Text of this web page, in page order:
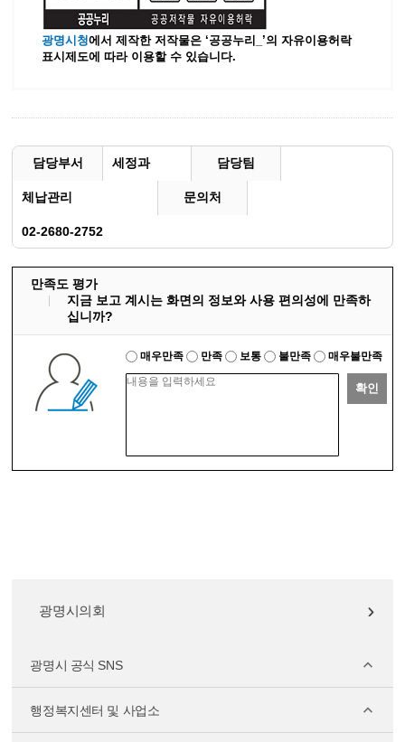
광명시청에서 제작한 저작물은 ‘공공누리_’의 자유이용허락
표시제도에 따라 이용할 수 있습니다.
담당부서 세정과 담당팀
체납관리 문의처
02-2680-2752
만족도 평가
지금 보고 계시는 화면의 정보와 사용 편의성에 만족하
십니까?
매우만족 만족 보통 불만족 매우불만족
확인
광명시의회
광명시 공식 SNS
행정복지센터 및 사업소